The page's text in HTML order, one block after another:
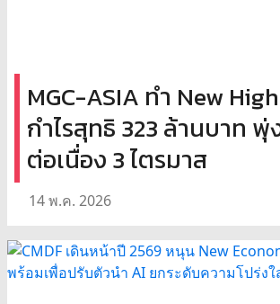
MGC-ASIA ทำ New
กำไรสุทธิ 323 ล้านบาท พุ่
ต่อเนื่อง 3 ไตรมาส
14 พ.ค. 2026